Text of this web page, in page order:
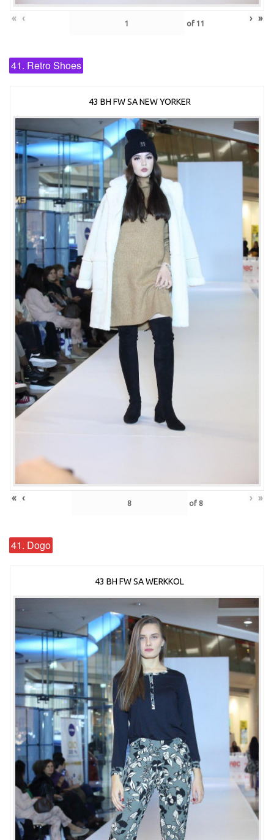
« ‹ of 11 › »
41. Retro Shoes
43 BH FW SA NEW YORKER
« ‹ of 8 › »
41. Dogo
43 BH FW SA WERKKOL